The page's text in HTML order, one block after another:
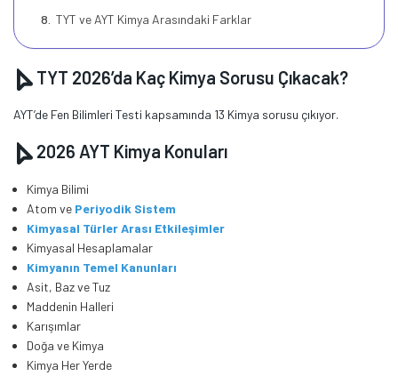
TYT ve AYT Kimya Arasındaki Farklar
TYT 2026’da Kaç Kimya Sorusu Çıkacak?
AYT’de Fen Bilimleri Testi kapsamında 13 Kimya sorusu çıkıyor.
2026 AYT Kimya Konuları
Kimya Bilimi
Atom ve Periyodik Sistem
Kimyasal Türler Arası Etkileşimler
Kimyasal Hesaplamalar
Kimyanın Temel Kanunları
Asit, Baz ve Tuz
Maddenin Halleri
Karışımlar
Doğa ve Kimya
Kimya Her Yerde